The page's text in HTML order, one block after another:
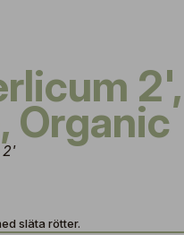
Organic
2'
släta rötter.